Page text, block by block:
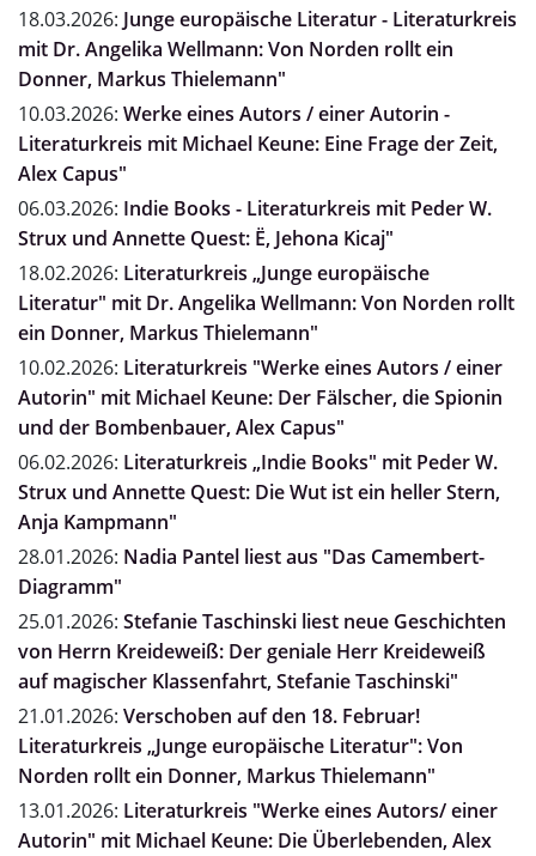
18.03.2026: Junge europäische Literatur - Literaturkreis
mit Dr. Angelika Wellmann: Von Norden rollt ein
Donner, Markus Thielemann"
10.03.2026: Werke eines Autors / einer Autorin -
Literaturkreis mit Michael Keune: Eine Frage der Zeit,
Alex Capus"
06.03.2026: Indie Books - Literaturkreis mit Peder W.
Strux und Annette Quest: Ë, Jehona Kicaj"
18.02.2026: Literaturkreis „Junge europäische
Literatur" mit Dr. Angelika Wellmann: Von Norden rollt
ein Donner, Markus Thielemann"
10.02.2026: Literaturkreis "Werke eines Autors / einer
Autorin" mit Michael Keune: Der Fälscher, die Spionin
und der Bombenbauer, Alex Capus"
06.02.2026: Literaturkreis „Indie Books" mit Peder W.
Strux und Annette Quest: Die Wut ist ein heller Stern,
Anja Kampmann"
28.01.2026: Nadia Pantel liest aus "Das Camembert-
Diagramm"
25.01.2026: Stefanie Taschinski liest neue Geschichten
von Herrn Kreideweiß: Der geniale Herr Kreideweiß
auf magischer Klassenfahrt, Stefanie Taschinski"
21.01.2026: Verschoben auf den 18. Februar!
Literaturkreis „Junge europäische Literatur": Von
Norden rollt ein Donner, Markus Thielemann"
13.01.2026: Literaturkreis "Werke eines Autors/ einer
Autorin" mit Michael Keune: Die Überlebenden, Alex